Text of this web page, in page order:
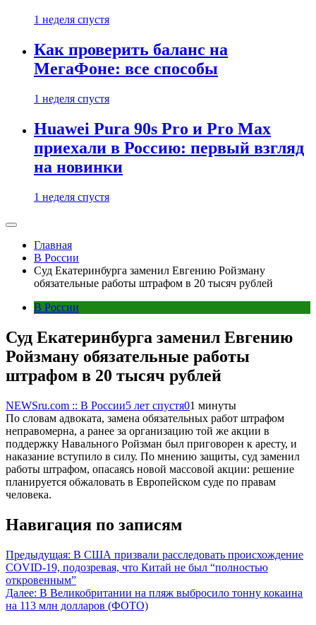
1 неделя спустя
Как проверить баланс на
МегаФоне: все способы
1 неделя спустя
Huawei Pura 90s Pro и Pro Max
приехали в Россию: первый взгляд
на новинки
1 неделя спустя
Главная
В России
Суд Екатеринбурга заменил Евгению Ройзману
обязательные работы штрафом в 20 тысяч рублей
В России
Суд Екатеринбурга заменил Евгению
Ройзману обязательные работы
штрафом в 20 тысяч рублей
NEWSru.com :: В России5 лет спустя01 минуты
По словам адвоката, замена обязательных работ штрафом
неправомерна, а ранее за организацию той же акции в
поддержку Навального Ройзман был приговорен к аресту, и
наказание вступило в силу. По мнению защиты, суд заменил
работы штрафом, опасаясь новой массовой акции: решение
планируется обжаловать в Европейском суде по правам
человека.
Навигация по записям
Предыдущая: В США призвали расследовать происхождение
COVID-19, подозревая, что Китай не был “полностью
откровенным”
Далее: В Великобритании на пляж выбросило тонну кокаина
на 113 млн долларов (ФОТО)